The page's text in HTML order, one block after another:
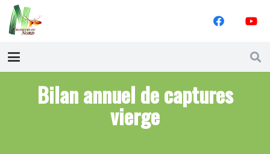
Bilan annuel de captures
vierge